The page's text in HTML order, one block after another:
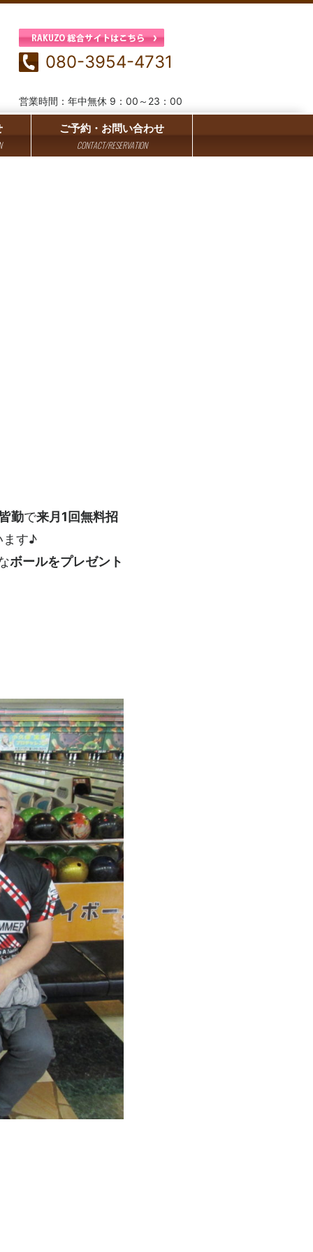
080-3954-4731
営業時間：年中無休 9：00～23：00
ご予約・お問い合わせ
CONTACT/RESERVATION
勤で来月1回無料招
ます♪
ボールをプレゼント